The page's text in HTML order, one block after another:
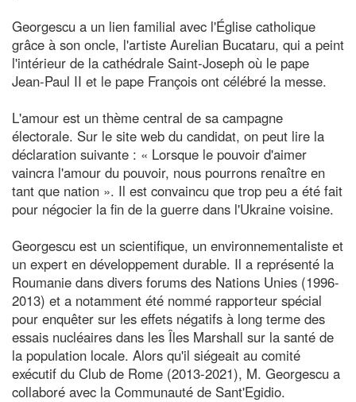
Georgescu a un lien familial avec l'Église catholique
grâce à son oncle, l'artiste Aurelian Bucataru, qui a peint
l'intérieur de la cathédrale Saint-Joseph où le pape
Jean-Paul II et le pape François ont célébré la messe.
L'amour est un thème central de sa campagne
électorale. Sur le site web du candidat, on peut lire la
déclaration suivante : « Lorsque le pouvoir d'aimer
vaincra l'amour du pouvoir, nous pourrons renaître en
tant que nation ». Il est convaincu que trop peu a été fait
pour négocier la fin de la guerre dans l'Ukraine voisine.
Georgescu est un scientifique, un environnementaliste et
un expert en développement durable. Il a représenté la
Roumanie dans divers forums des Nations Unies (1996-
2013) et a notamment été nommé rapporteur spécial
pour enquêter sur les effets négatifs à long terme des
essais nucléaires dans les Îles Marshall sur la santé de
la population locale. Alors qu'il siégeait au comité
exécutif du Club de Rome (2013-2021), M. Georgescu a
collaboré avec la Communauté de Sant'Egidio.